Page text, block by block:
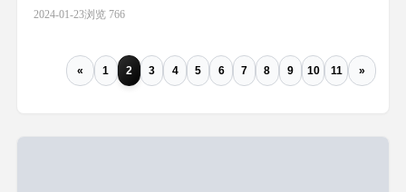
在家呆了四天,爽 在家去了趟医院带媳妇产检,话说医院好赚钱呀,
刷视频看到国外三轮车火了, 是
2024-01-23浏览 766
« 1 2 3 4 5 6 7 8 9 10 11 »